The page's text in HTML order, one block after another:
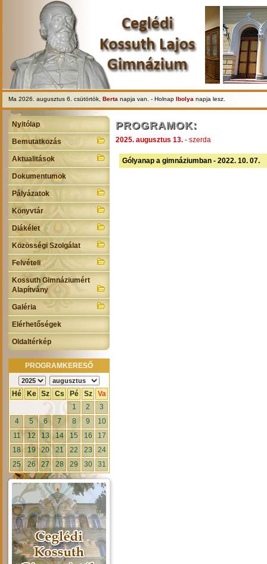
Ma 2026. augusztus 6. csütörtök, Berta napja van. - Holnap Ibolya napja lesz.
Nyitólap
Bemutatkozás
Aktualitások
Dokumentumok
Pályázatok
Könyvtár
Diákélet
Közösségi Szolgálat
Felvételi
Kossuth Gimnáziumért
Alapítvány
Galéria
Elérhetőségek
Oldaltérkép
PROGRAMKERESŐ
Hé Ke Sz Cs Pé Sz
Va
1
2
3
4
5 6 7 8 9
10
11
12 13 14 15 16
17
18
19 20 21 22 23
24
25
26 27 28 29 30 31
PROGRAMOK:
2025. augusztus 13. - szerda
Gólyanap a gimnáziumban - 2022. 10. 07.